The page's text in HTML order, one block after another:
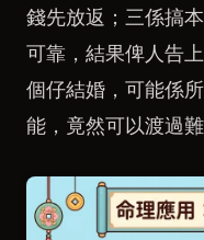
錢先放返；三係搞
可靠，結果俾人告
個仔結婚，可能係
能，竟然可以渡過